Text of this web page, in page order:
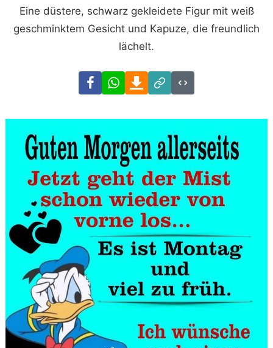
Eine düstere, schwarz gekleidete Figur mit weiß
geschminktem Gesicht und Kapuze, die freundlich
lächelt.
FacebookWhatsAppDownload
Link
Code